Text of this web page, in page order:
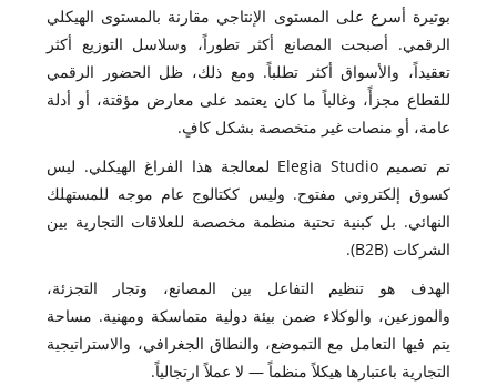
بوتيرة أسرع على المستوى الإنتاجي مقارنة بالمستوى الهيكلي
الرقمي. أصبحت المصانع أكثر تطوراً، وسلاسل التوزيع أكثر
تعقيداً، والأسواق أكثر تطلباً. ومع ذلك، ظل الحضور الرقمي
للقطاع مجزأً، وغالباً ما كان يعتمد على معارض مؤقتة، أو أدلة
عامة، أو منصات غير متخصصة بشكل كافٍ.
تم تصميم Elegia Studio لمعالجة هذا الفراغ الهيكلي. ليس
كسوق إلكتروني مفتوح. وليس ككتالوج عام موجه للمستهلك
النهائي. بل كبنية تحتية منظمة مخصصة للعلاقات التجارية بين
الشركات (B2B).
الهدف هو تنظيم التفاعل بين المصانع، وتجار التجزئة،
والموزعين، والوكلاء ضمن بيئة دولية متماسكة ومهنية. مساحة
يتم فيها التعامل مع التموضع، والنطاق الجغرافي، والاستراتيجية
التجارية باعتبارها هيكلاً منظماً — لا عملاً ارتجالياً.